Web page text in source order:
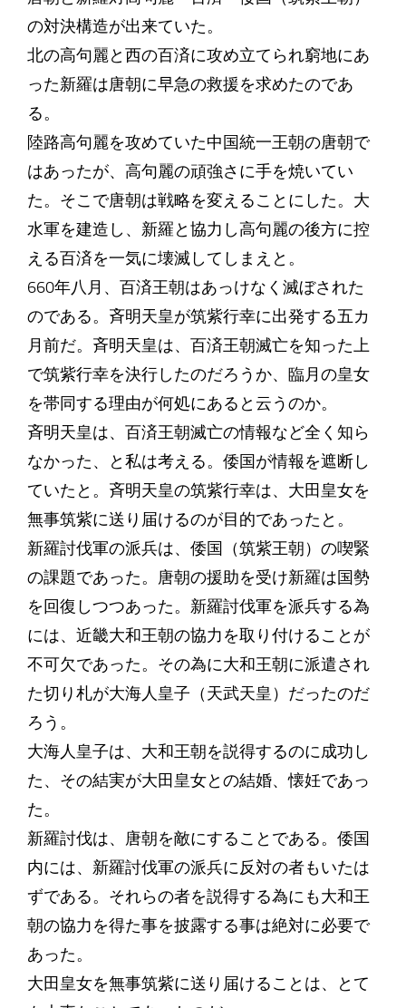
の対決構造が出来ていた。
北の高句麗と西の百済に攻め立てられ窮地にあ
った新羅は唐朝に早急の救援を求めたのであ
る。
陸路高句麗を攻めていた中国統一王朝の唐朝で
はあったが、高句麗の頑強さに手を焼いてい
た。そこで唐朝は戦略を変えることにした。大
水軍を建造し、新羅と協力し高句麗の後方に控
える百済を一気に壊滅してしまえと。
660年八月、百済王朝はあっけなく滅ぼされた
のである。斉明天皇が筑紫行幸に出発する五カ
月前だ。斉明天皇は、百済王朝滅亡を知った上
で筑紫行幸を決行したのだろうか、臨月の皇女
を帯同する理由が何処にあると云うのか。
斉明天皇は、百済王朝滅亡の情報など全く知ら
なかった、と私は考える。倭国が情報を遮断し
ていたと。斉明天皇の筑紫行幸は、大田皇女を
無事筑紫に送り届けるのが目的であったと。
新羅討伐軍の派兵は、倭国（筑紫王朝）の喫緊
の課題であった。唐朝の援助を受け新羅は国勢
を回復しつつあった。新羅討伐軍を派兵する為
には、近畿大和王朝の協力を取り付けることが
不可欠であった。その為に大和王朝に派遣され
た切り札が大海人皇子（天武天皇）だったのだ
ろう。
大海人皇子は、大和王朝を説得するのに成功し
た、その結実が大田皇女との結婚、懐妊であっ
た。
新羅討伐は、唐朝を敵にすることである。倭国
内には、新羅討伐軍の派兵に反対の者もいたは
ずである。それらの者を説得する為にも大和王
朝の協力を得た事を披露する事は絶対に必要で
あった。
大田皇女を無事筑紫に送り届けることは、とて